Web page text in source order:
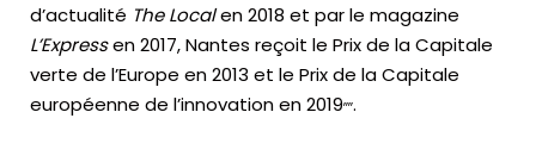
d’actualité The Localen 2018 et par le magazine
L’Expressen 2017, Nantes reçoit le Prix de la Capitale
verte de l’Europe en 2013 et le Prix de la Capitale
européenne de l’innovation en 2019,,,,.